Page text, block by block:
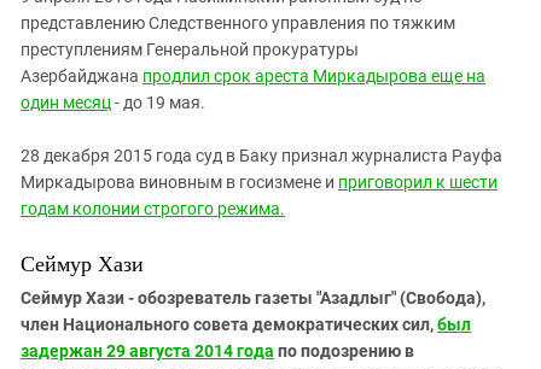
представлению Следственного управления по тяжким
преступлениям Генеральной прокуратуры
Азербайджана продлил срок ареста Миркадырова еще на
один месяц - до 19 мая.
28 декабря 2015 года суд в Баку признал журналиста Рауфа
Миркадырова виновным в госизмене и приговорил к шести
годам колонии строгого режима.
Сеймур Хази
Сеймур Хази -обозреватель газеты "Азадлыг" (Свобода),
член Национального совета демократических сил,был
задержан 29 августа 2014 года по подозрению в